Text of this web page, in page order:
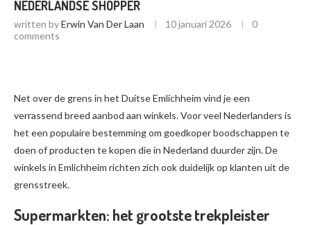
NEDERLANDSE SHOPPER
written byErwin Van Der Laan 10 januari 2026
0
comments
Net over de grens in het Duitse Emlichheim vind je een
verrassend breed aanbod aan winkels. Voor veel Nederlanders is
het een populaire bestemming om goedkoper boodschappen te
doen of producten te kopen die in Nederland duurder zijn. De
winkels in Emlichheim richten zich ook duidelijk op klanten uit de
grensstreek.
Supermarkten: het grootste trekpleister